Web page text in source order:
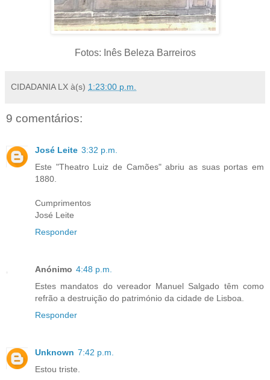
Fotos: Inês Beleza Barreiros
CIDADANIA LX à(s) 1:23:00 p.m.
9 comentários:
José Leite 3:32 p.m.
Este "Theatro Luiz de Camões" abriu as suas portas em
1880.
Cumprimentos
José Leite
Responder
Anónimo 4:48 p.m.
Estes mandatos do vereador Manuel Salgado têm como
refrão a destruição do património da cidade de Lisboa.
Responder
Unknown 7:42 p.m.
Estou triste.